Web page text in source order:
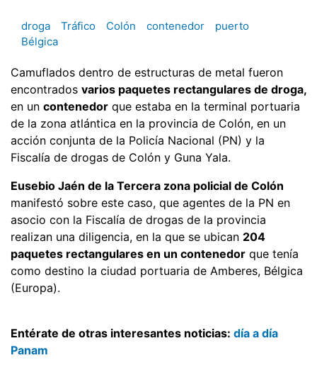
droga Tráfico Colón contenedor
puerto
Bélgica
Camuflados dentro de estructuras de metal fueron
encontrados varios paquetes rectangulares de droga,
en un contenedor que estaba en la terminal portuaria
de la zona atlántica en la provincia de Colón, en un
acción conjunta de la Policía Nacional (PN) y la
Fiscalía de drogas de Colón y Guna Yala.
Eusebio Jaén de la Tercera zona policial de Colón
manifestó sobre este caso, que agentes de la PN en
asocio con la Fiscalía de drogas de la provincia
realizan una diligencia, en la que se ubican 204
paquetes rectangulares en un contenedor que tenía
como destino la ciudad portuaria de Amberes, Bélgica
(Europa).
Entérate de otras interesantes noticias: día a día
Panam